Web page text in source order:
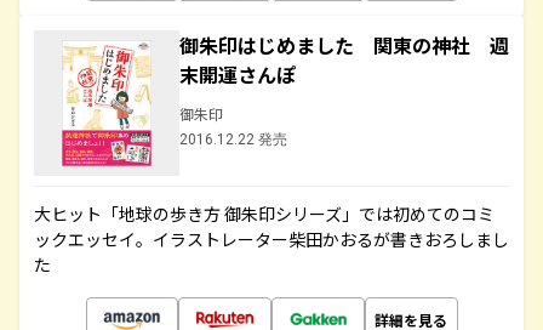
御朱印はじめました 関東の神社 週
末開運さんぽ
御朱印
2016.12.22 発売
大ヒット「地球の歩き方 御朱印シリーズ」では初めてのコミ
ックエッセイ。イラストレーター柴田かおるが書きおろしまし
た
詳細を見る